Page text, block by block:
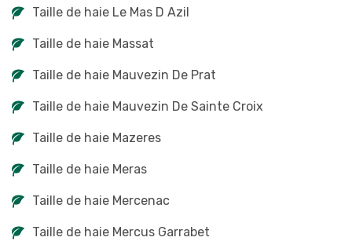
Taille de haie Le Mas D Azil
Taille de haie Massat
Taille de haie Mauvezin De Prat
Taille de haie Mauvezin De Sainte Croix
Taille de haie Mazeres
Taille de haie Meras
Taille de haie Mercenac
Taille de haie Mercus Garrabet